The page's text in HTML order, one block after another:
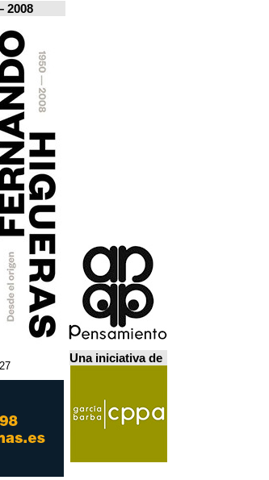
Una iniciativa de
2008.
27 Febrero - 5 Mayo. Museo ICO. مدريد.